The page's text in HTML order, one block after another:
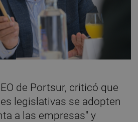
de Portsur, criticó que
legislativas se adopten
a las empresas" y